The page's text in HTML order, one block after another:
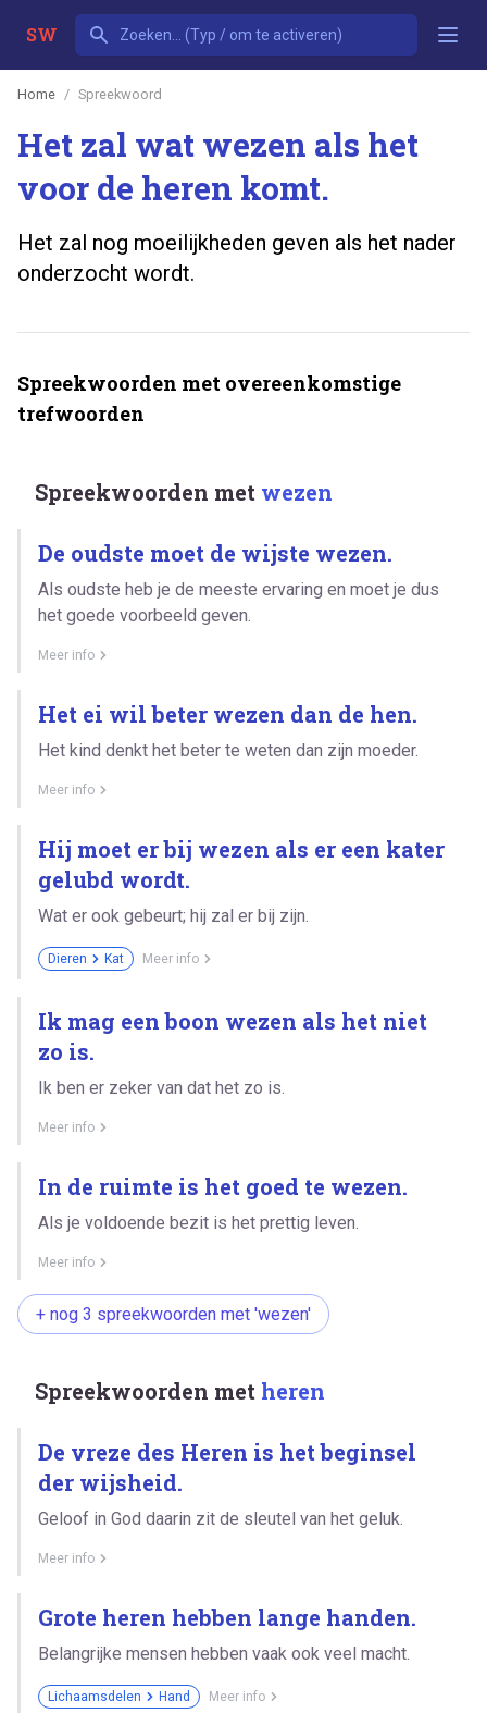
SW
Home Spreekwoord
Het zal wat wezen als het
voor de heren komt.
Het zal nog moeilijkheden geven als het nader
onderzocht wordt.
Spreekwoorden met overeenkomstige
trefwoorden
Spreekwoorden met wezen
De oudste moet de wijste wezen.
Als oudste heb je de meeste ervaring en moet je dus
het goede voorbeeld geven.
Meer info
Het ei wil beter wezen dan de hen.
Het kind denkt het beter te weten dan zijn moeder.
Meer info
Hij moet er bij wezen als er een kater
gelubd wordt.
Wat er ook gebeurt; hij zal er bij zijn.
Dieren Kat Meer info
Ik mag een boon wezen als het niet
zo is.
Ik ben er zeker van dat het zo is.
Meer info
In de ruimte is het goed te wezen.
Als je voldoende bezit is het prettig leven.
Meer info
+ nog 3 spreekwoorden met 'wezen'
Spreekwoorden met heren
De vreze des Heren is het beginsel
der wijsheid.
Geloof in God daarin zit de sleutel van het geluk.
Meer info
Grote heren hebben lange handen.
Belangrijke mensen hebben vaak ook veel macht.
Lichaamsdelen Hand Meer info